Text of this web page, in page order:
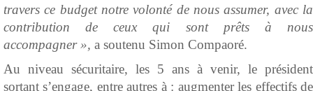
travers ce budget notre volonté de nous assumer, avec la
contribution de ceux qui sont prêts à nous
accompagner », a soutenu Simon Compaoré.
Au niveau sécuritaire, les 5 ans à venir, le président
sortant s’engage, entre autres à : augmenter les effectifs de